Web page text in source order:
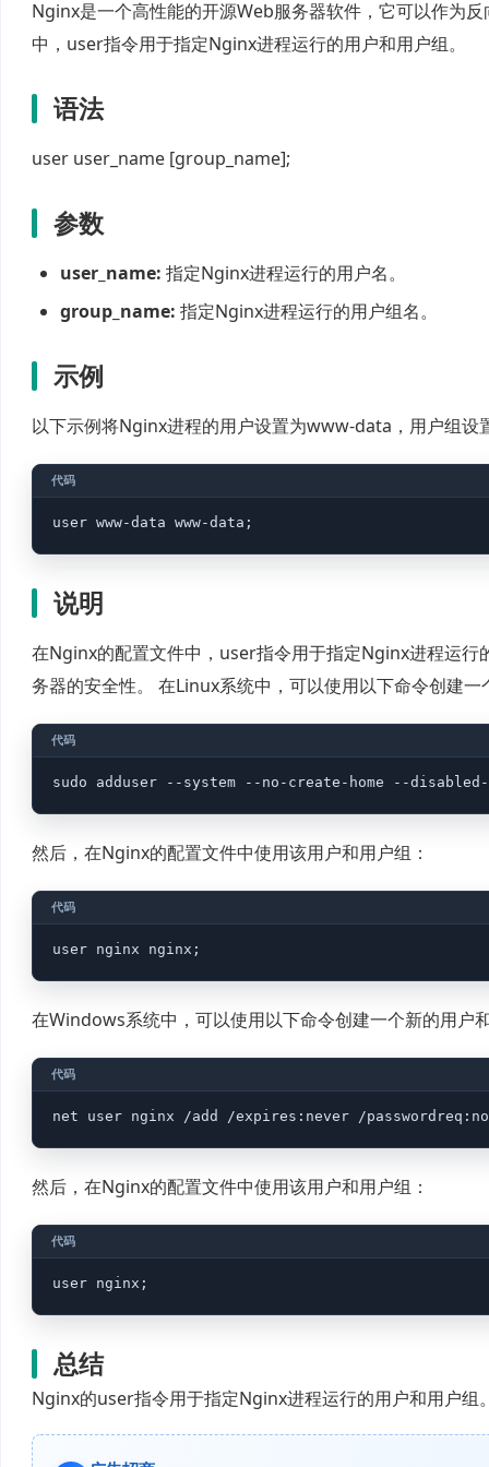
Nginx是一个高性能的开源Web服务器软件，它可以作为
中，user指令用于指定Nginx进程运行的用户和用户组。
语法
user user_name [group_name];
参数
user_name: 指定Nginx进程运行的用户名。
group_name: 指定Nginx进程运行的用户组名。
示例
以下示例将Nginx进程的用户设置为www-data，用户组
说明
在Nginx的配置文件中，user指令用于指定Nginx进程运
务器的安全性。 在Linux系统中，可以使用以下命令创建
然后，在Nginx的配置文件中使用该用户和用户组：
在Windows系统中，可以使用以下命令创建一个新的用户
然后，在Nginx的配置文件中使用该用户和用户组：
总结
Nginx的user指令用于指定Nginx进程运行的用户和用户